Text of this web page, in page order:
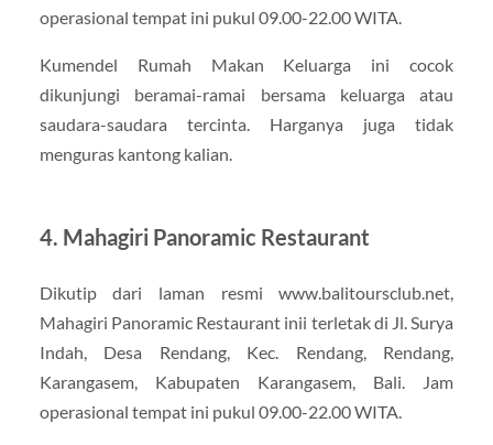
operasional tempat ini pukul 09.00-22.00 WITA.
Kumendel Rumah Makan Keluarga ini cocok
dikunjungi beramai-ramai bersama keluarga atau
saudara-saudara tercinta. Harganya juga tidak
menguras kantong kalian.
4. Mahagiri Panoramic Restaurant
Dikutip dari laman resmi www.balitoursclub.net,
Mahagiri Panoramic Restaurant inii terletak di Jl. Surya
Indah, Desa Rendang, Kec. Rendang, Rendang,
Karangasem, Kabupaten Karangasem, Bali. Jam
operasional tempat ini pukul 09.00-22.00 WITA.